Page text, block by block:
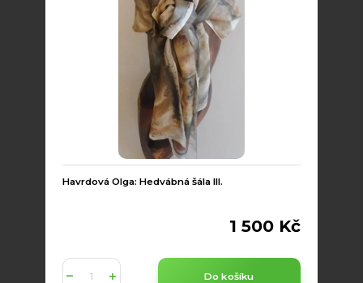
Havrdová Olga: Hedvábná šála III.
1 500 Kč
Do košíku